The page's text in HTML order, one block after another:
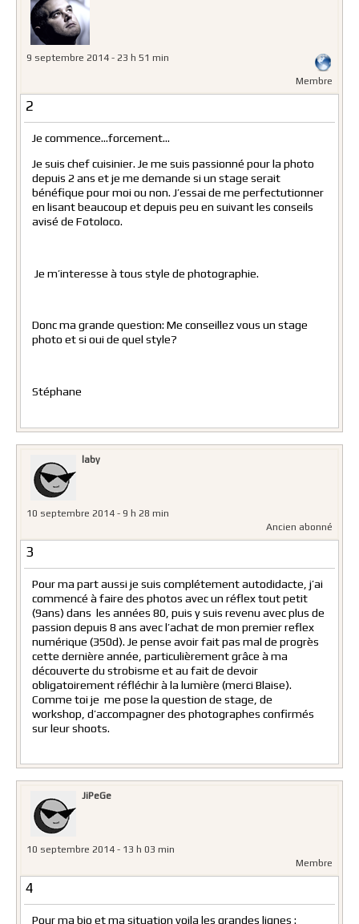
9 septembre 2014 - 23 h 51 min
Membre
2
Je commence…forcement…
Je suis chef cuisinier. Je me suis passionné pour la photo
depuis 2 ans et je me demande si un stage serait
bénéfique pour moi ou non. J’essai de me perfectutionner
en lisant beaucoup et depuis peu en suivant les conseils
avisé de Fotoloco.
Je m’interesse à tous style de photographie.
Donc ma grande question: Me conseillez vous un stage
photo et si oui de quel style?
Stéphane
laby
10 septembre 2014 - 9 h 28 min
Ancien abonné
3
Pour ma part aussi je suis complétement autodidacte, j’ai
commencé à faire des photos avec un réflex tout petit
(9ans) dans les années 80, puis y suis revenu avec plus de
passion depuis 8 ans avec l’achat de mon premier reflex
numérique (350d). Je pense avoir fait pas mal de progrès
cette dernière année, particulièrement grâce à ma
découverte du strobisme et au fait de devoir
obligatoirement réfléchir à la lumière (merci Blaise).
Comme toi je me pose la question de stage, de
workshop, d’accompagner des photographes confirmés
sur leur shoots.
JiPeGe
10 septembre 2014 - 13 h 03 min
Membre
4
Pour ma bio et ma situation voila les grandes lignes :